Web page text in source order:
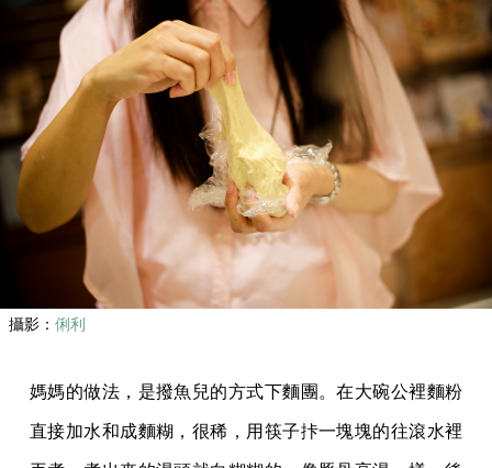
攝影： 俐利
媽媽的做法，是撥魚兒的方式下麵團。在大碗公裡麵粉
直接加水和成麵糊，很稀，用筷子拤一塊塊的往滾水裡